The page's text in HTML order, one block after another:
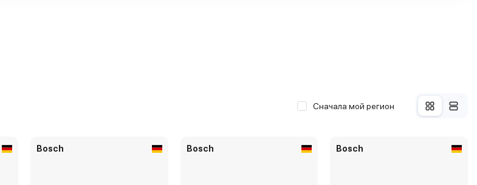
Сначала мой регион
Bosch Bosch Bosch